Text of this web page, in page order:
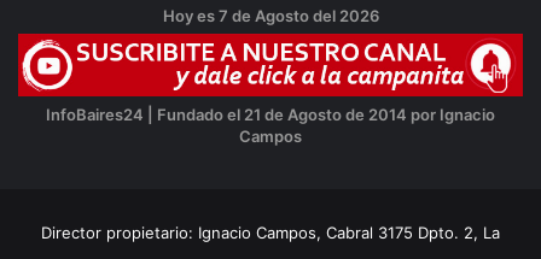
Hoy es 7 de Agosto del 2026
InfoBaires24 | Fundado el 21 de Agosto de 2014 por Ignacio
Campos
Director propietario: Ignacio Campos, Cabral 3175 Dpto. 2, La